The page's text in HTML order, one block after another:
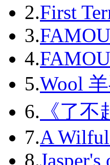
2.First
3.
4.
5.Wool
6. 《了
7.A
8.Jasper's